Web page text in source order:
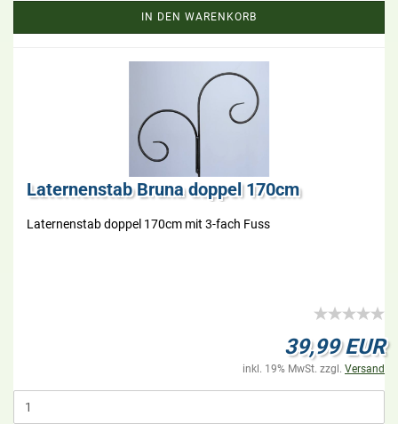
IN DEN WARENKORB
La­ter­nen­stab Bruna dop­pel 170cm
La­ter­nen­stab dop­pel 170cm mit 3-​fach Fuss
39,99 EUR
inkl. 19% MwSt. zzgl. Versand